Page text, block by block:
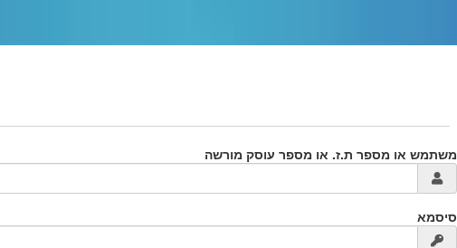
משתמש או מספר ת.ז. או מספר עוסק מורשה
סיסמא